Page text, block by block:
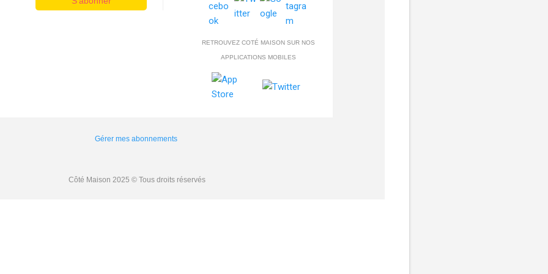
RETROUVEZ COTÉ MAISON SUR NOS
APPLICATIONS MOBILES
Gérer mes abonnements
Côté Maison 2025 © Tous droits réservés